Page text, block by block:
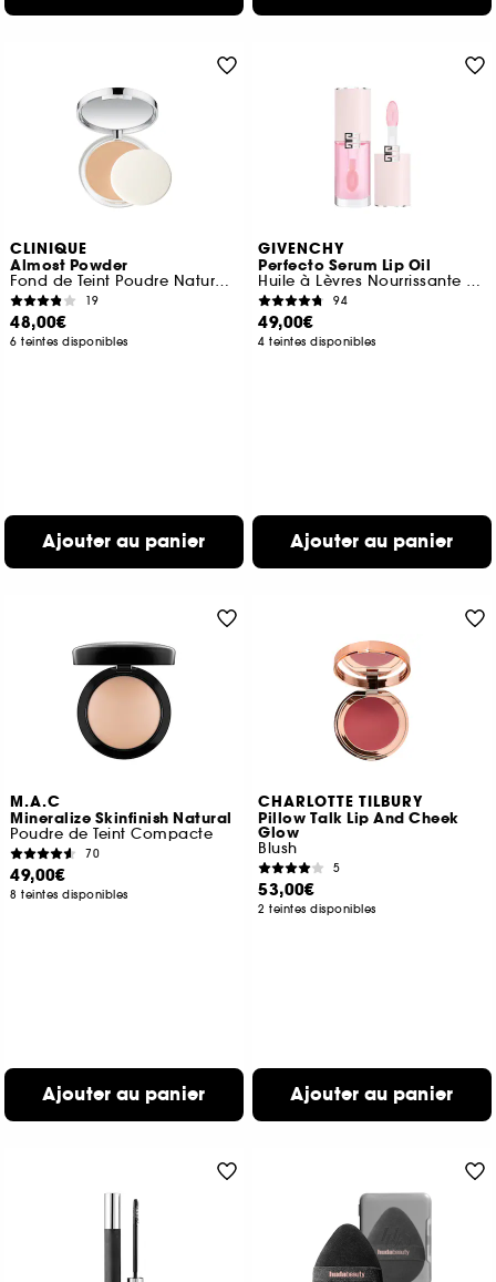
CLINIQUE
Almost Powder
Fond de Teint Poudre Naturel SPF 15
19
48,00€
6 teintes disponibles
Ajouter au panier
GIVENCHY
Perfecto Serum Lip Oil
Huile à Lèvres Nourrissante et Brillante Longue-Tenue
94
49,00€
4 teintes disponibles
Ajouter au panier
M.A.C
Mineralize Skinfinish Natural
Poudre de Teint Compacte
70
49,00€
8 teintes disponibles
Ajouter au panier
CHARLOTTE TILBURY
Pillow Talk Lip And Cheek
Glow
Blush
5
53,00€
2 teintes disponibles
Ajouter au panier